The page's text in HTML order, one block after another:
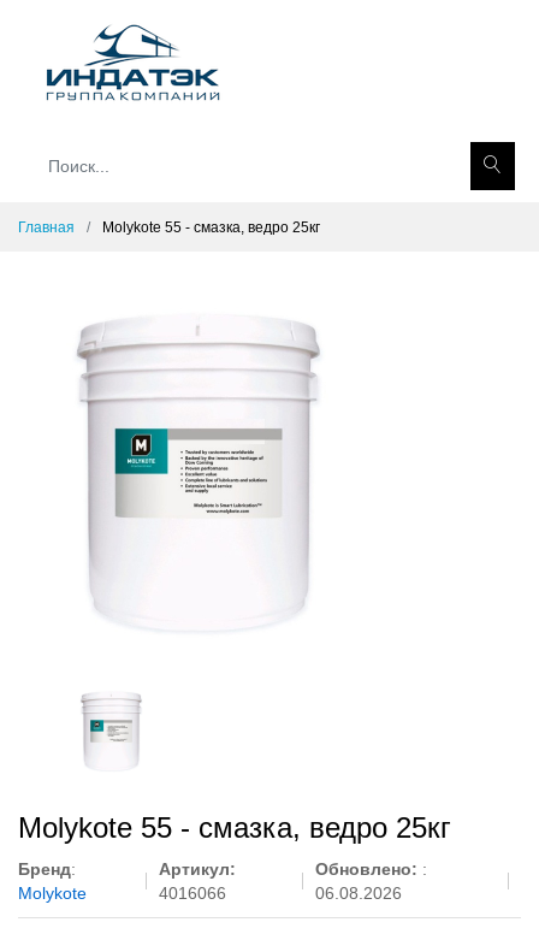
Главная Molykote 55 - смазка, ведро 25кг
Molykote 55 - смазка, ведро 25кг
Бренд:
Molykote
Артикул:
4016066
Обновлено: :
06.08.2026